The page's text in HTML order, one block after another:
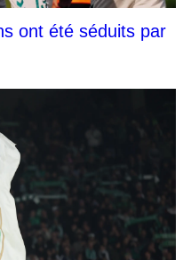
ont été séduits par